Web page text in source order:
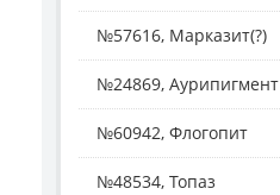
№57616, Марказит(?)
№24869, Аурипигмент
№60942, Флогопит
№48534, Топаз